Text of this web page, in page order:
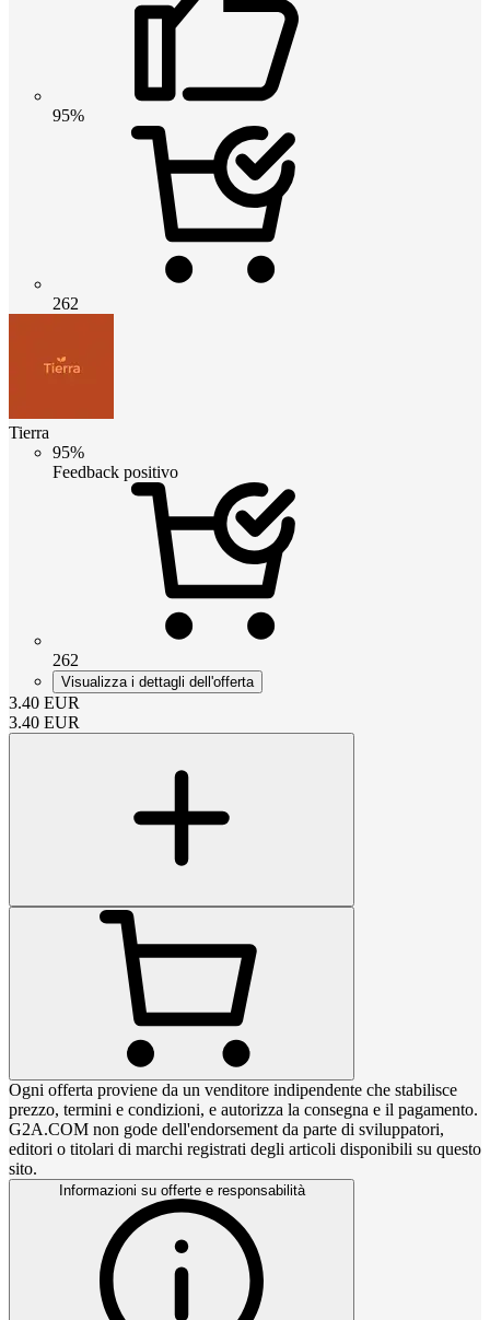
95%
262
Tierra
95%
Feedback positivo
262
Visualizza i dettagli dell'offerta
3.40 EUR
3.40 EUR
Ogni offerta proviene da un venditore indipendente che stabilisce
prezzo, termini e condizioni, e autorizza la consegna e il pagamento.
G2A.COM non gode dell'endorsement da parte di sviluppatori,
editori o titolari di marchi registrati degli articoli disponibili su questo
sito.
Informazioni su offerte e responsabilità